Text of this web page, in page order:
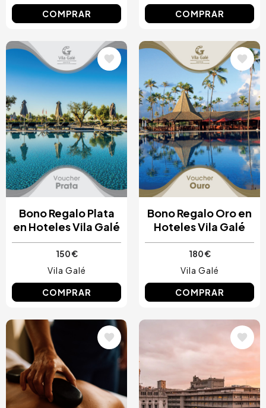
COMPRAR COMPRAR
Image
Bono Regalo Plata
en Hoteles Vila Galé
150 €
Vila Galé
COMPRAR
Image
Bono Regalo Oro en
Hoteles Vila Galé
180 €
Vila Galé
COMPRAR
Image